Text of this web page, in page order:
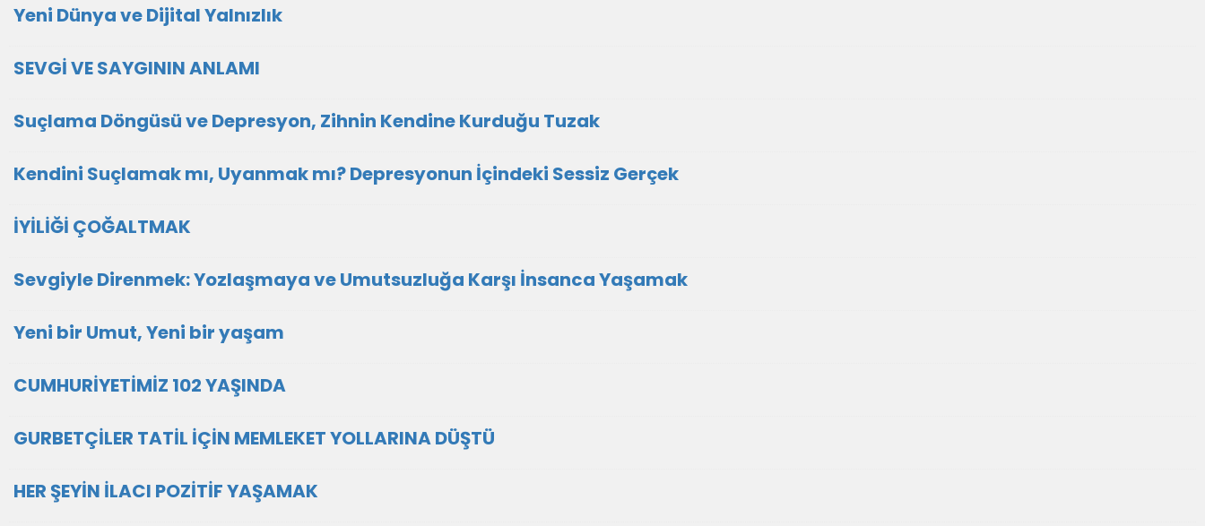
Yeni Dünya ve Dijital Yalnızlık
SEVGİ VE SAYGININ ANLAMI
Suçlama Döngüsü ve Depresyon, Zihnin Kendine Kurduğu Tuzak
Kendini Suçlamak mı, Uyanmak mı? Depresyonun İçindeki Sessiz Gerçek
İYİLİĞİ ÇOĞALTMAK
Sevgiyle Direnmek: Yozlaşmaya ve Umutsuzluğa Karşı İnsanca Yaşamak
Yeni bir Umut, Yeni bir yaşam
CUMHURİYETİMİZ 102 YAŞINDA
GURBETÇİLER TATİL İÇİN MEMLEKET YOLLARINA DÜŞTÜ
HER ŞEYİN İLACI POZİTİF YAŞAMAK